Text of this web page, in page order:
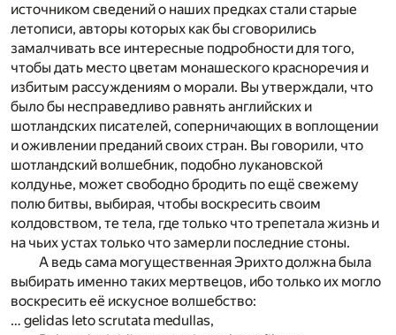
источником сведений о наших предках стали старые
летописи, авторы которых как бы сговорились
замалчивать все интересные подробности для того,
чтобы дать место цветам монашеского красноречия и
избитым рассуждениям о морали. Вы утверждали, что
было бы несправедливо равнять английских и
шотландских писателей, соперничающих в воплощении
и оживлении преданий своих стран. Вы говорили, что
шотландский волшебник, подобно лукановской
колдунье, может свободно бродить по ещё свежему
полю битвы, выбирая, чтобы воскресить своим
колдовством, те тела, где только что трепетала жизнь и
на чьих устах только что замерли последние стоны.
А ведь сама могущественная Эрихто должна была
выбирать именно таких мертвецов, ибо только их могло
воскресить её искусное волшебство:
… gelidas leto scrutata medullas,